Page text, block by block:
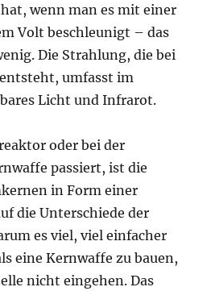
wenn man es mit einer
Volt beschleunigt – das
Die Strahlung, die bei
umfasst im
Licht und Infrarot.
oder bei der
passiert, ist die
in Form einer
die Unterschiede der
es viel, viel einfacher
eine Kernwaffe zu bauen,
nicht eingehen. Das